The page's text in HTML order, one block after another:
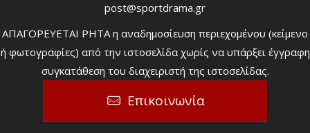
post@sportdrama.gr
ΑΠΑΓΟΡΕΥΕΤΑΙ ΡΗΤΑ η αναδημοσίευση περιεχομένου (κείμενο
ή φωτογραφίες) από την ιστοσελίδα χωρίς να υπάρξει έγγραφη
συγκατάθεση του διαχειριστή της ιστοσελίδας.
Επικοινωνία